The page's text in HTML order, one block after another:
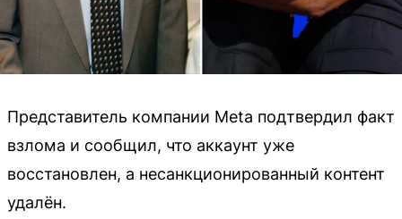
Представитель компании Meta подтвердил факт
взлома и сообщил, что аккаунт уже
восстановлен, а несанкционированный контент
удалён.